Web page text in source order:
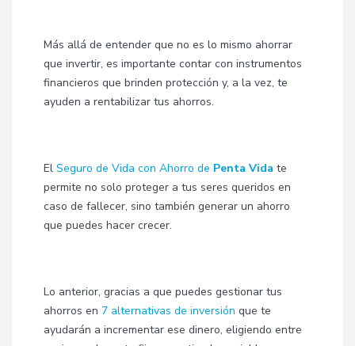
Más allá de entender que no es lo mismo ahorrar
que invertir, es importante contar con instrumentos
financieros que brinden protección y, a la vez, te
ayuden a rentabilizar tus ahorros.
El Seguro de Vida con Ahorro de Penta Vida te
permite no solo proteger a tus seres queridos en
caso de fallecer, sino también generar un ahorro
que puedes hacer crecer.
Lo anterior, gracias a que puedes gestionar tus
ahorros en 7 alternativas de inversión que te
ayudarán a incrementar ese dinero, eligiendo entre